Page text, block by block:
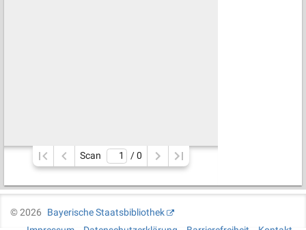
Scan / 0
©2026
Bayerische Staatsbibliothek